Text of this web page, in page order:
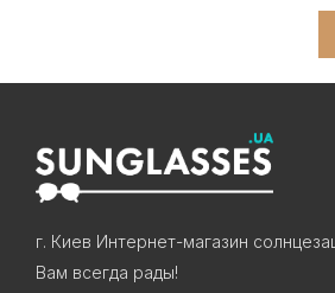
г. Киев Интернет-магазин
Вам всегда рады!